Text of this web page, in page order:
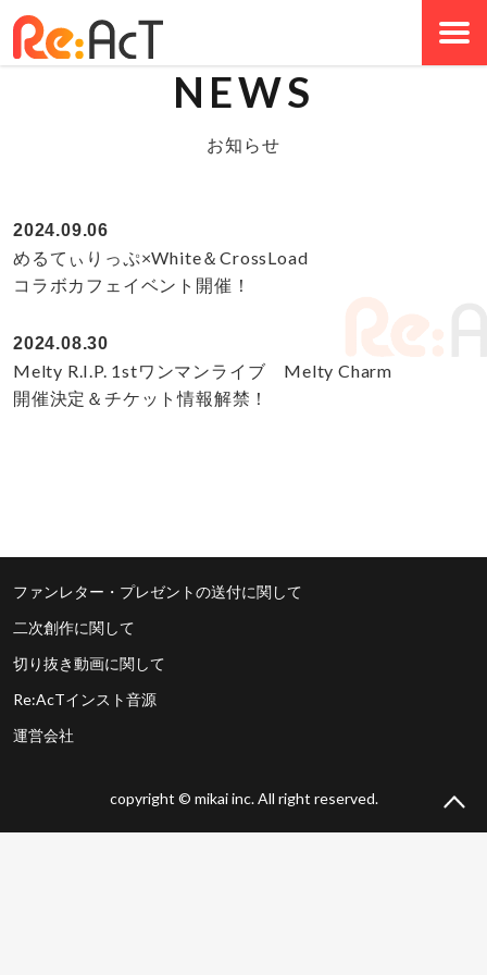
NEWS
お知らせ
2024.09.06
めるてぃりっぷ×White＆CrossLoad
コラボカフェイベント開催！
2024.08.30
Melty R.I.P. 1stワンマンライブ Melty Charm
開催決定＆チケット情報解禁！
ファンレター・プレゼントの送付に関して
二次創作に関して
切り抜き動画に関して
Re:AcTインスト音源
運営会社
copyright © mikai inc. All right reserved.